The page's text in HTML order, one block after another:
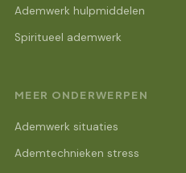
Ademwerk hulpmiddelen
Spiritueel ademwerk
MEER ONDERWERPEN
Ademwerk situaties
Ademtechnieken stress